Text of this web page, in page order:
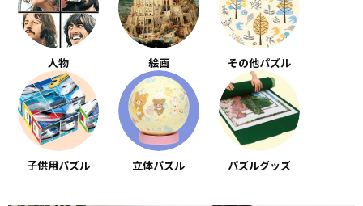
人物 絵画 その他パズル
子供用パズル 立体パズル パズルグッズ